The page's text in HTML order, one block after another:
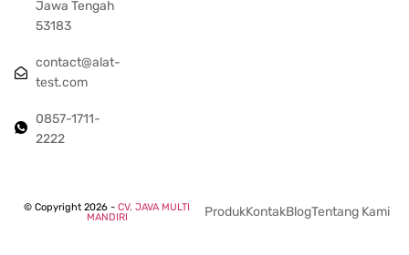
Jawa Tengah
53183
contact@alat-
test.com
0857-1711-
2222
© Copyright 2026 - CV. JAVA MULTI
MANDIRI
ProdukKontakBlogTentang Kami